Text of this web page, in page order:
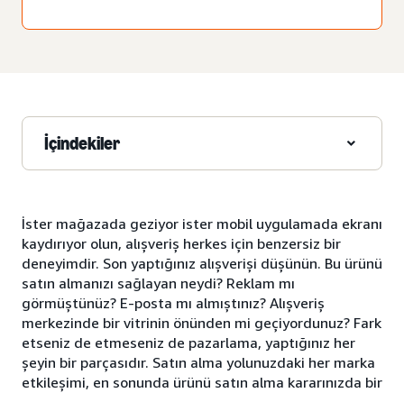
İçindekiler
İster mağazada geziyor ister mobil uygulamada ekranı
kaydırıyor olun, alışveriş herkes için benzersiz bir
deneyimdir. Son yaptığınız alışverişi düşünün. Bu ürünü
satın almanızı sağlayan neydi? Reklam mı
görmüştünüz? E-posta mı almıştınız? Alışveriş
merkezinde bir vitrinin önünden mi geçiyordunuz? Fark
etseniz de etmeseniz de pazarlama, yaptığınız her
şeyin bir parçasıdır. Satın alma yolunuzdaki her marka
etkileşimi, en sonunda ürünü satın alma kararınızda bir